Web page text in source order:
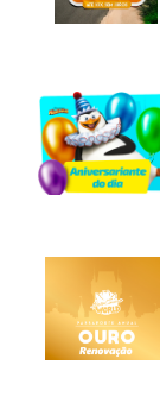
INFO
INFO